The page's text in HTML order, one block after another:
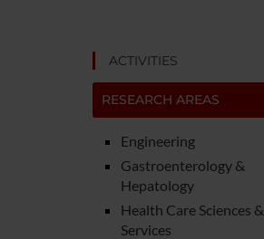
ACTIVITIES
RESEARCH AREAS
Engineering
Gastroenterology &
Hepatology
Health Care Sciences &
Services